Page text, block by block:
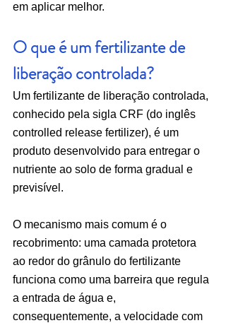
em aplicar melhor.
O que é um fertilizante de
liberação controlada?
Um fertilizante de liberação controlada,
conhecido pela sigla CRF (do inglês
controlled release fertilizer), é um
produto desenvolvido para entregar o
nutriente ao solo de forma gradual e
previsível.
O mecanismo mais comum é o
recobrimento: uma camada protetora
ao redor do grânulo do fertilizante
funciona como uma barreira que regula
a entrada de água e,
consequentemente, a velocidade com